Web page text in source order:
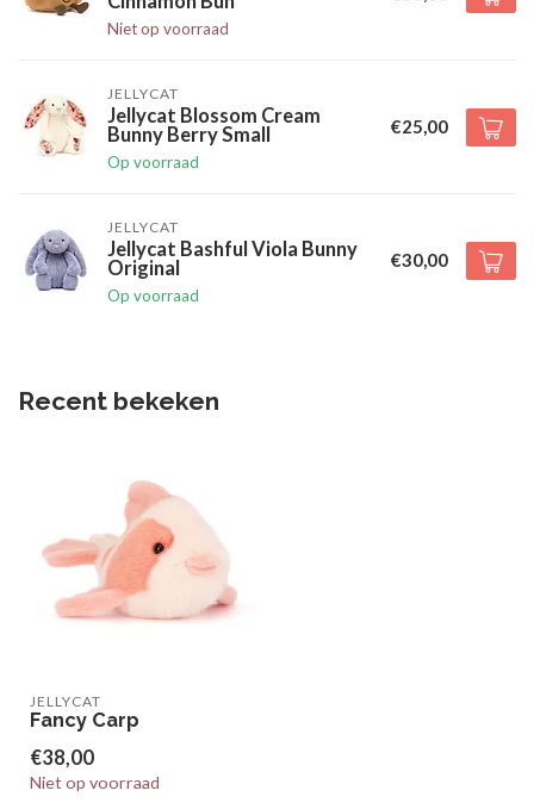
Niet op voorraad
JELLYCAT
Jellycat Blossom Cream
Bunny Berry Small
Op voorraad
€25,00
JELLYCAT
Jellycat Bashful Viola Bunny
Original
Op voorraad
€30,00
Recent bekeken
JELLYCAT
Fancy Carp
€38,00
Niet op voorraad